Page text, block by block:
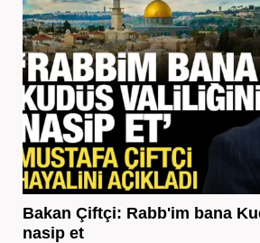
Bakan Çiftçi: Rabb'im bana
nasip et